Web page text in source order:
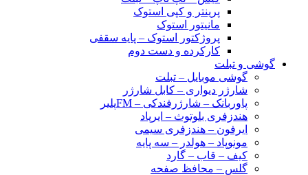
پرینتر و کپی استوک
مانیتور استوک
پروژکتور استوک – پایه سقفی
کارکرده و دست دوم
گوشی و تبلت
گوشی موبایل – تبلت
شارژر دیواری – کابل شارژر
پاوربانک – شارژرفندکی – FMپلیر
هندزفری بلوتوث – ایرپاد
ایرفون – هندزفری سیمی
مونوپاد – هولدر – سه پایه
کیف – قاب – گارد
گلس – محافظ صفحه